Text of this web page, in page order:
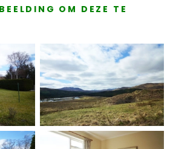
OM DEZE TE